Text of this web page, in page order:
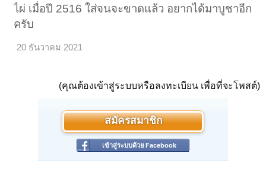
ไผ่ เมื่อปี 2516 ใส่จนจะขาดแล้ว อยากได้มาบูชาอีก
ครับ
20 ธันวาคม 2021
(คุณต้องเข้าสู่ระบบหรือลงทะเบียน เพื่อที่จะโพสต์)
สมัครสมาชิก
เข้าสู่ระบบด้วย Facebook